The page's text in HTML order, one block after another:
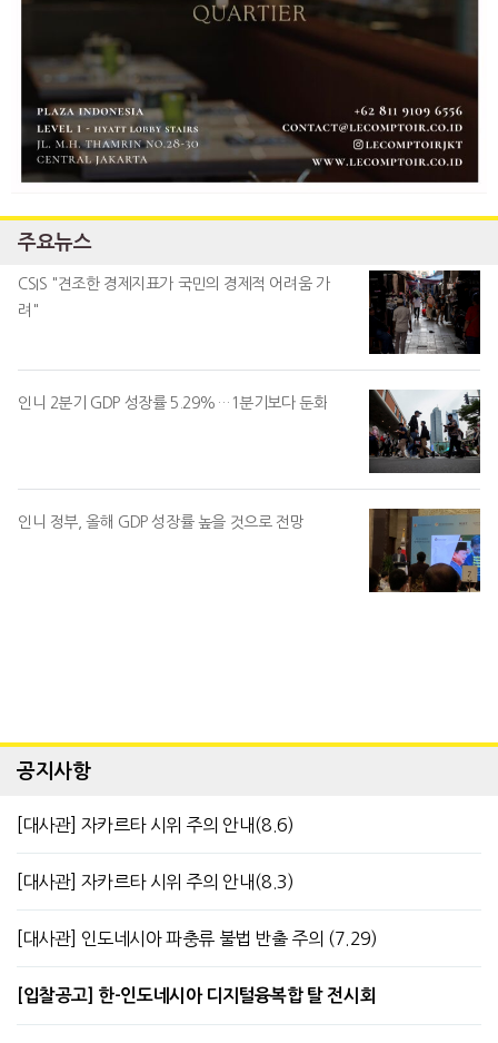
주요뉴스
CSIS "견조한 경제지표가 국민의 경제적 어려움 가
려"
인니 2분기 GDP 성장률 5.29%…1분기보다 둔화
인니 정부, 올해 GDP 성장률 높을 것으로 전망
공지사항
[대사관] 자카르타 시위 주의 안내(8.6)
[대사관] 자카르타 시위 주의 안내(8.3)
[대사관] 인도네시아 파충류 불법 반출 주의 (7.29)
[입찰공고] 한-인도네시아 디지털융복합 탈 전시회